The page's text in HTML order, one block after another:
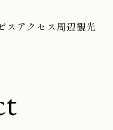
ス アクセス周辺観光
サービス アクセス周辺